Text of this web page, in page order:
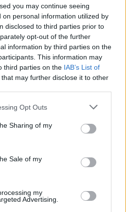
you may continue seeing
on personal information utilized by
disclosed to third parties prior to
opt-out of the further
information by third parties on the
This information may
third parties on the IAB’s List of
that may further disclose it to other
Opt Outs
Sharing of my
Sale of my
my
Advertising.
fashion αισθητική στη
όταν ακόμα οι περισσότερες
και επηρέασαν το
forward μπορούσε να